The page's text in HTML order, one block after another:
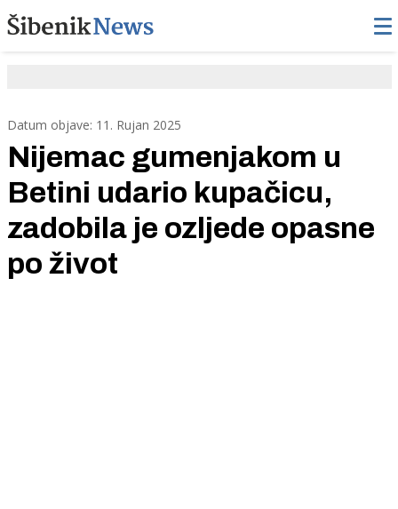
Datum objave: 11. Rujan 2025
Nijemac gumenjakom u
Betini udario kupačicu,
zadobila je ozljede opasne
po život